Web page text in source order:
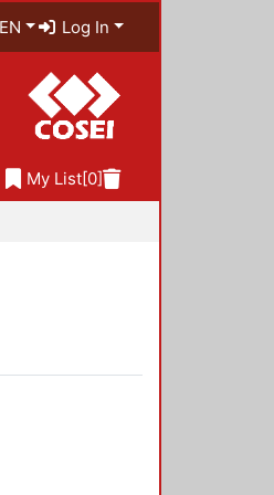
EN Log In
My List[0]